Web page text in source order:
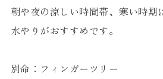
朝や夜の涼しい時間帯、寒い時期
水やりがおすすめです。
別命：フィンガーツリー